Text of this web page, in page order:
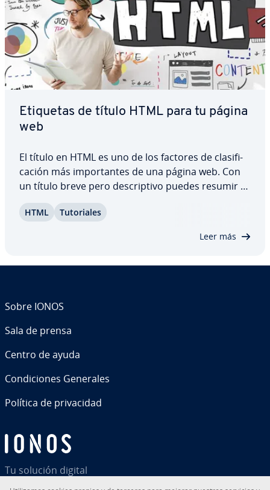
Etiquetas de título HTML para tu página
web
El título en HTML es uno de los factores de cla­si­fi­
ca­ción más im­po­r­ta­n­tes de una página web. Con
un título breve pero de­s­cri­p­ti­vo puedes resumir el
búsqueda y atraer más clics. Además, las etiquetas
HTML Tu­to­ria­les
Leer más
Tu solución digital
Sobre IONOS
Sala de prensa
Centro de ayuda
Co­n­di­cio­nes Generales
Política de pri­va­ci­dad